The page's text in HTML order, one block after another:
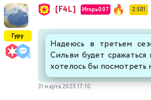
Гуру
[F4L] Игорь007 2 501
Надеюсь в третьем
Сильви будет сражаться
хотелось бы посмотреть
31 марта 2025 17:10